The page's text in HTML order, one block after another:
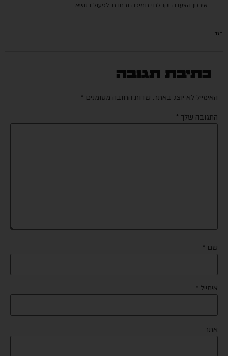
אירגון הצעדה וקבלתי תמיכה נרחבת לפעול בנושא
הגב
כתיבת תגובה
האימייל לא יוצג באתר. שדות החובה מסומנים *
התגובה שלך *
שם *
אימייל *
אתר